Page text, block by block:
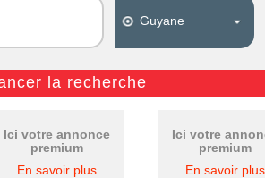
Ici votre annonce
premium
En savoir plus
Ici votre
premium
En savoir plus